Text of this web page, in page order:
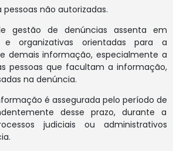
não autorizadas.
gestão de denúncias assenta em
e organizativas orientadas para a
demais informação, especialmente a
pessoas que facultam a informação,
na denúncia.
é assegurada pelo período de
desse prazo, durante a
judiciais ou administrativos